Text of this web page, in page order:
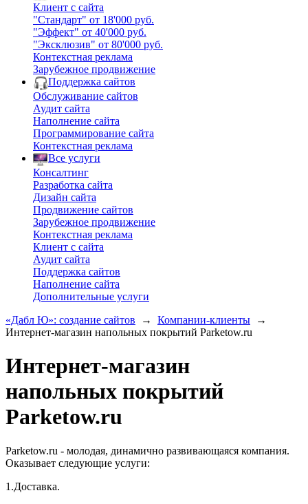
Клиент с сайта
"Стандарт" от 18'000 руб.
"Эффект" от 40'000 руб.
"Эксклюзив" от 80'000 руб.
Контекстная реклама
Зарубежное продвижение
Поддержка сайтов
Обслуживание сайтов
Аудит сайта
Наполнение сайта
Программирование сайта
Контекстная реклама
Все услуги
Консалтинг
Разработка сайта
Дизайн сайта
Продвижение сайтов
Зарубежное продвижение
Контекстная реклама
Клиент с сайта
Аудит сайта
Поддержка сайтов
Наполнение сайта
Дополнительные услуги
«Дабл Ю»: создание сайтов
→ Компании-клиенты
→
Интернет-магазин напольных покрытий Parketow.ru
Интернет-магазин
напольных покрытий
Parketow.ru
Parketow.ru - молодая, динамично развивающаяся компания.
Оказывает следующие услуги:
1.Доставка.